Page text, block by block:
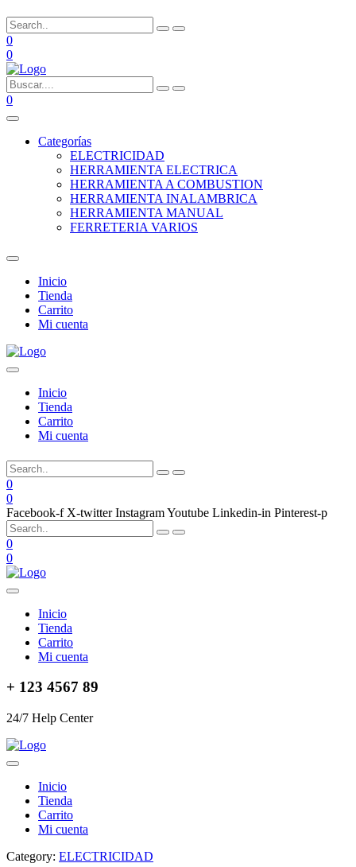
0
0
0
Categorías
ELECTRICIDAD
HERRAMIENTA ELECTRICA
HERRAMIENTA A COMBUSTION
HERRAMIENTA INALAMBRICA
HERRAMIENTA MANUAL
FERRETERIA VARIOS
Inicio
Tienda
Carrito
Mi cuenta
Inicio
Tienda
Carrito
Mi cuenta
0
0
Facebook-f X-twitter InstagramYoutube Linkedin-in Pinterest-p
0
0
Inicio
Tienda
Carrito
Mi cuenta
+ 123 4567 89
24/7 Help Center
Inicio
Tienda
Carrito
Mi cuenta
Category: ELECTRICIDAD